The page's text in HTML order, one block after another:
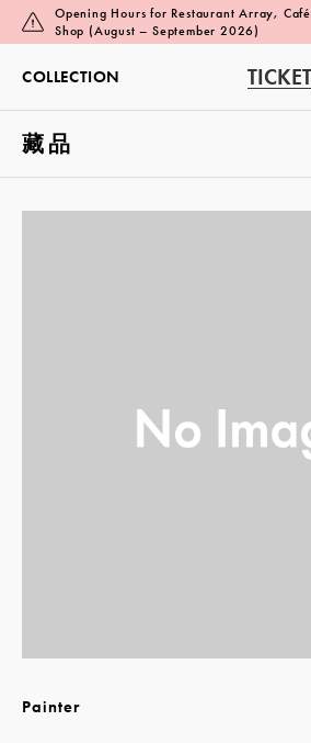
Opening Hours for Restaurant Array,
Shop (August – September 2026)
COLLECTION TICKET
藏品
Painter